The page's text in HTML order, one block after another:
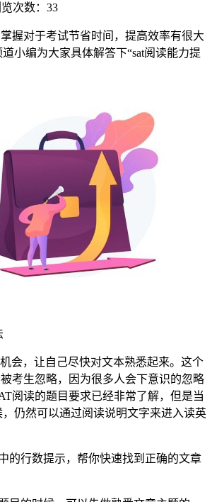
次数：33
握对于考试节省时间，提高效率有很大
小编为大家具体解答下“sat阅读能力提
会，让自己尽快对文本熟悉起来。这个
考生忽略，因为很多人会下意识的忽略
阅读的题目要求已经非常了解，但是当
仍然可以通过阅读说明文字来进入读英
的行数提示，帮你快速找到正确的文章